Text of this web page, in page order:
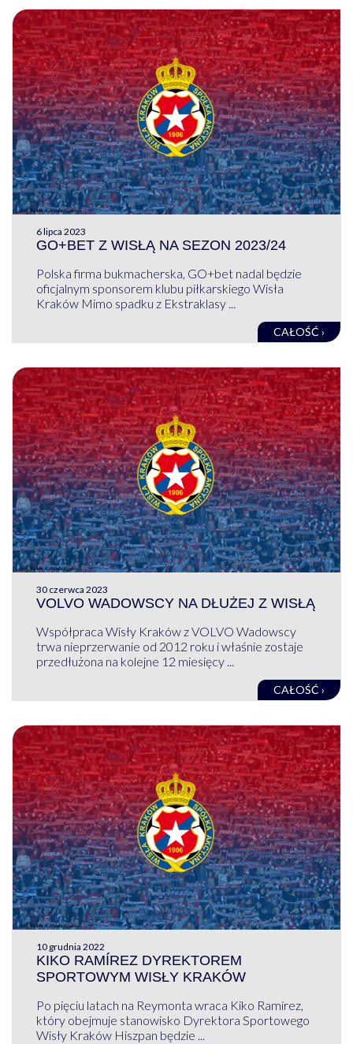
6 lipca 2023
GO+BET Z WISŁĄ NA SEZON 2023/24
Polska firma bukmacherska, GO+bet nadal będzie
oficjalnym sponsorem klubu piłkarskiego Wisła
Kraków Mimo spadku z Ekstraklasy ...
CAŁOŚĆ ›
30 czerwca 2023
VOLVO WADOWSCY NA DŁUŻEJ Z WISŁĄ
Współpraca Wisły Kraków z VOLVO Wadowscy
trwa nieprzerwanie od 2012 roku i właśnie zostaje
przedłużona na kolejne 12 miesięcy ...
CAŁOŚĆ ›
10 grudnia 2022
KIKO RAMÍREZ DYREKTOREM
SPORTOWYM WISŁY KRAKÓW
Po pięciu latach na Reymonta wraca Kiko Ramírez,
który obejmuje stanowisko Dyrektora Sportowego
Wisły Kraków Hiszpan będzie ...